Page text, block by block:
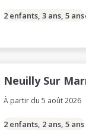
2 enfants, 3 ans, 5 ans
Neuilly Sur
À partir du 5 août 2026
2 enfants, 2 ans, 5 ans